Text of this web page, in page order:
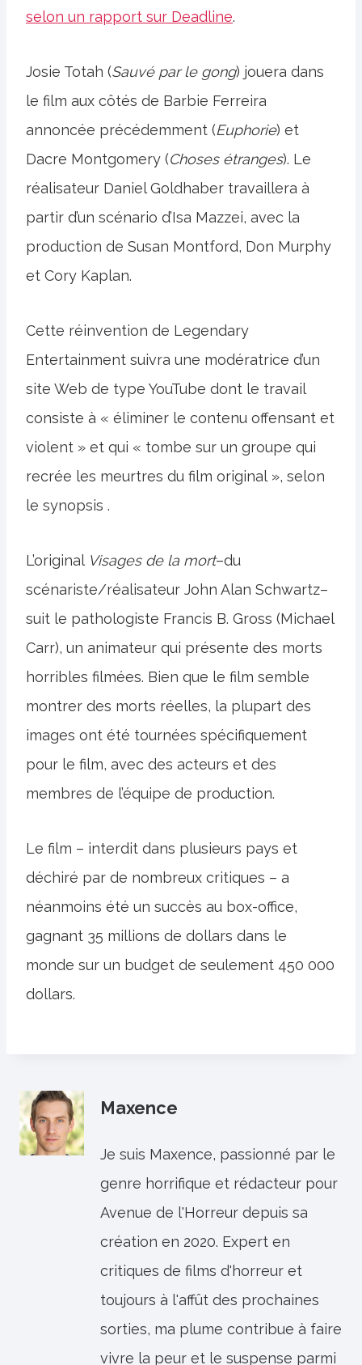
selon un rapport sur Deadline.
Josie Totah (Sauvé par le gong) jouera dans
le film aux côtés de Barbie Ferreira
annoncée précédemment (Euphorie) et
Dacre Montgomery (Choses étranges). Le
réalisateur Daniel Goldhaber travaillera à
partir d’un scénario d’Isa Mazzei, avec la
production de Susan Montford, Don Murphy
et Cory Kaplan.
Cette réinvention de Legendary
Entertainment suivra une modératrice d’un
site Web de type YouTube dont le travail
consiste à « éliminer le contenu offensant et
violent » et qui « tombe sur un groupe qui
recrée les meurtres du film original », selon
le synopsis .
L’original Visages de la mort–du
scénariste/réalisateur John Alan Schwartz–
suit le pathologiste Francis B. Gross (Michael
Carr), un animateur qui présente des morts
horribles filmées. Bien que le film semble
montrer des morts réelles, la plupart des
images ont été tournées spécifiquement
pour le film, avec des acteurs et des
membres de l’équipe de production.
Le film – interdit dans plusieurs pays et
déchiré par de nombreux critiques – a
néanmoins été un succès au box-office,
gagnant 35 millions de dollars dans le
monde sur un budget de seulement 450 000
dollars.
Maxence
Je suis Maxence, passionné par le
genre horrifique et rédacteur pour
Avenue de l'Horreur depuis sa
création en 2020. Expert en
critiques de films d'horreur et
toujours à l'affût des prochaines
sorties, ma plume contribue à faire
vivre la peur et le suspense parmi